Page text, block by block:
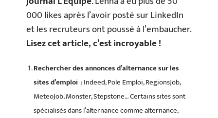
000 likes après l’avoir posté sur LinkedIn
et les recruteurs ont poussé à l’embaucher.
Lisez cet article, c’est incroyable !
Rechercher des annonces d’alternance sur les
sites d’emploi : Indeed, Pole Emploi, RegionsJob,
MeteoJob, Monster, Stepstone… Certains sites sont
spécialisés dans l’alternance comme alternance,